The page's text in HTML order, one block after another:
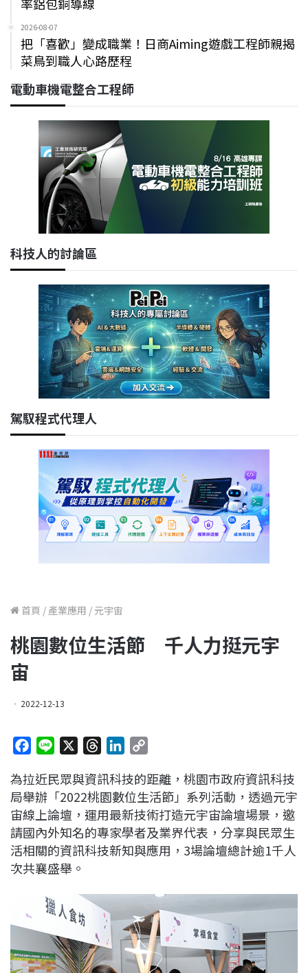
2026-08-07
把「喜歡」變成職業！日商Aiming遊戲工程師親揭
菜鳥到職人心路歷程
電動車機電整合工程師
科技人的討論區
駕馭程式代理人